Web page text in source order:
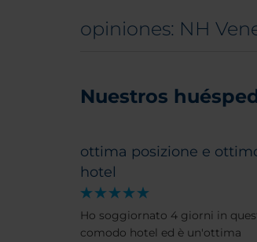
opiniones: NH
Nuestros
ottima posizione e
hotel
Ho soggiornato 4 giorni in
comodo hotel ed è un'ottima